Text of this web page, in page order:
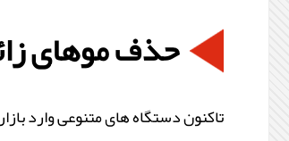
حذف موهای
تاکنون دستگاه ‏های متنوعی وارد